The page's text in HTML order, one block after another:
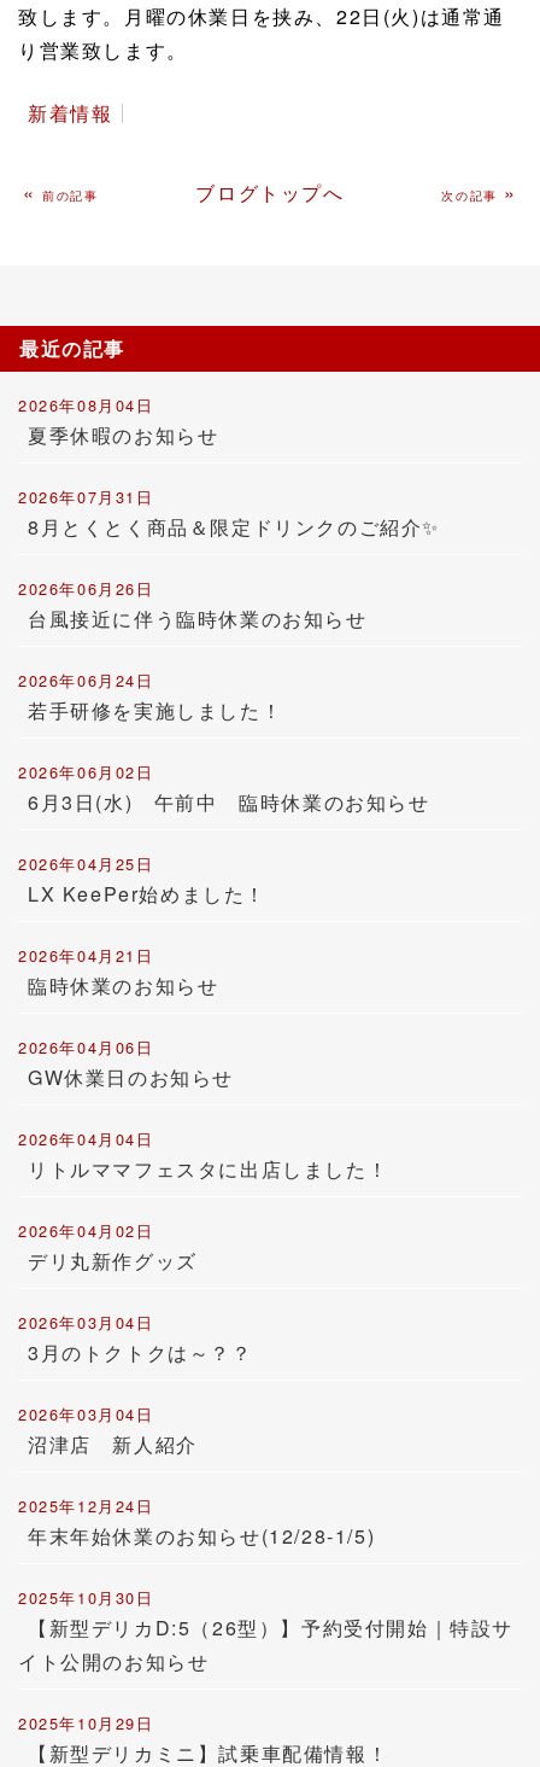
致します。月曜の休業日を挟み、22日(火)は通常通
り営業致します。
新着情報
«前の記事 ブログトップへ 次の記事 »
最近の記事
2026年08月04日
夏季休暇のお知らせ
2026年07月31日
8月とくとく商品＆限定ドリンクのご紹介✨
2026年06月26日
台風接近に伴う臨時休業のお知らせ
2026年06月24日
若手研修を実施しました！
2026年06月02日
6月3日(水) 午前中 臨時休業のお知らせ
2026年04月25日
LX KeePer始めました！
2026年04月21日
臨時休業のお知らせ
2026年04月06日
GW休業日のお知らせ
2026年04月04日
リトルママフェスタに出店しました！
2026年04月02日
デリ丸新作グッズ
2026年03月04日
3月のトクトクは～？？
2026年03月04日
沼津店 新人紹介
2025年12月24日
年末年始休業のお知らせ(12/28-1/5)
2025年10月30日
【新型デリカD:5（26型）】予約受付開始｜特設サ
イト公開のお知らせ
2025年10月29日
【新型デリカミニ】試乗車配備情報！